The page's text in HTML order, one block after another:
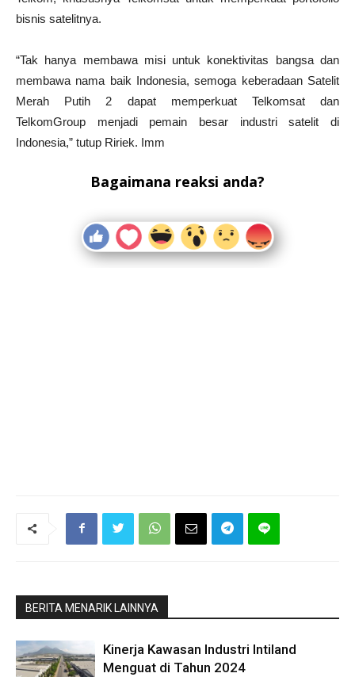
bisnis satelitnya.
“Tak hanya membawa misi untuk konektivitas bangsa dan
membawa nama baik Indonesia, semoga keberadaan Satelit
Merah Putih 2 dapat memperkuat Telkomsat dan
TelkomGroup menjadi pemain besar industri satelit di
Indonesia,” tutup Ririek. Imm
Bagaimana reaksi anda?
BERITA MENARIK LAINNYA
Kinerja Kawasan Industri Intiland
Menguat di Tahun 2024